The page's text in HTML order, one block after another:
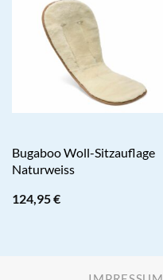
Bugaboo Woll-Sitzauflage
Naturweiss
124,95€